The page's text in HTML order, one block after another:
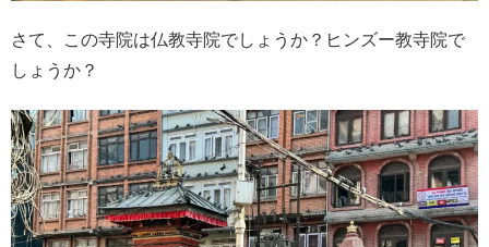
さて、この寺院は仏教寺院でしょうか？ヒンズー教寺院で
しょうか？